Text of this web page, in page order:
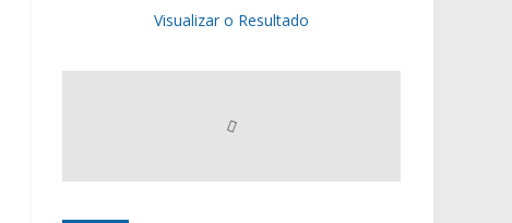
Visualizar o Resultado